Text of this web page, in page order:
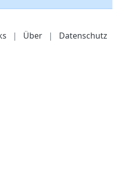
| Über | Datenschutz